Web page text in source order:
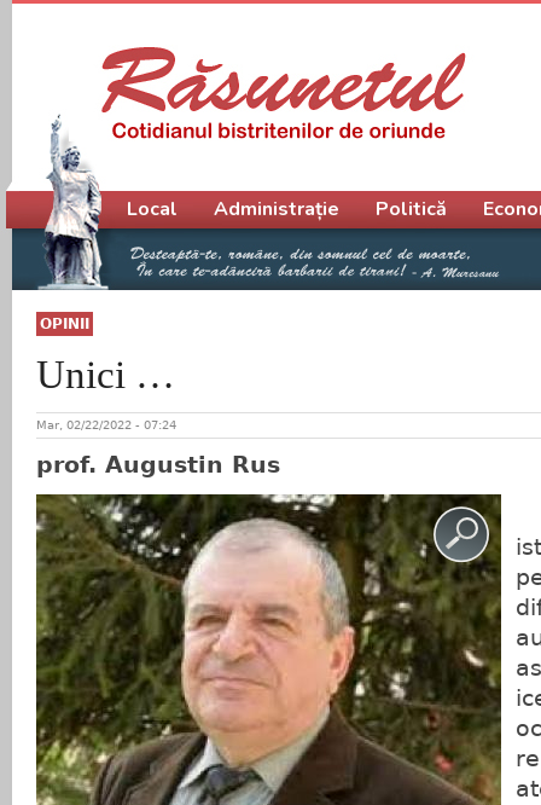
OPINII
Unici …
Mar, 02/22/2022 - 07:24
prof. Augustin Rus
Meniu principal
Local Administrație Politică